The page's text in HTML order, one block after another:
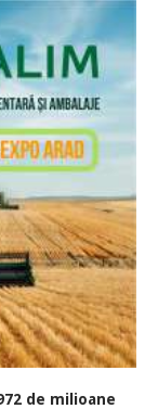
de milioane